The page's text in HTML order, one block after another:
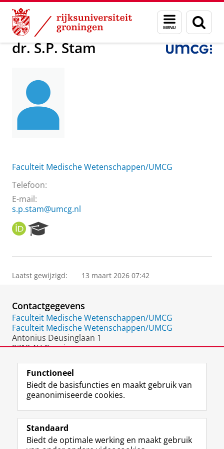
Skip
Content
Skip
Navigation
Menu
en
zoeken
Over ons dr. S.P. Stam
dr. S.P. Stam
Faculteit Medische Wetenschappen/UMCG
Telefoon:
E-mail:
s.p.stam@umcg.nl
O
R
I
e
r
P
o
r
t
a
Laatst gewijzigd: 13 maart 2026 07:42
Contactgegevens
Faculteit Medische Wetenschappen/UMCG
Faculteit Medische Wetenschappen/UMCG
Antonius Deusinglaan 1
9713 AV Groningen
Volg de RUG
F
a
e
L
i
k
R
S
-
I
n
t
Y
o
T
Studiekiezers
Functioneel
Biedt de basisfuncties en maakt gebruik van
geanonimiseerde cookies.
Standaard
Biedt de optimale werking en maakt gebruik